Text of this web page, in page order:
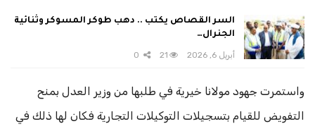
السر القصاص يكتب .. دهب طوكر المسوكر وثنائية
الجنرال…
أبريل 6, 2026 21
واستمرت جهود مولانا خيرية في طلبها من وزير العدل بمنح
التفويض للقيام بتسجيلات التوكيلات التجارية فكان لها ذلك في